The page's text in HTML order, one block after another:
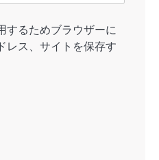
するためブラウザーに
レス、サイトを保存す